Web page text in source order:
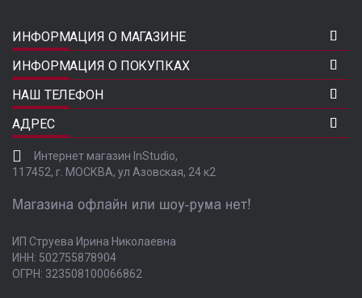
ИНФОРМАЦИЯ О МАГАЗИНЕ
ИНФОРМАЦИЯ О ПОКУПКАХ
НАШ ТЕЛЕФОН
АДРЕС
Интернет магазин InStudio,
117452, г. МОСКВА, ул Азовская, 24 к2
ИП Струева Ирина Николаевна
ИНН: 502755878904
ОГРН: 323508100066862